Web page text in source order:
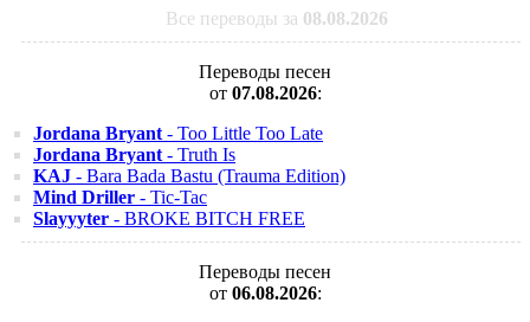
Все переводы за 08.08.2026
Переводы песен
от 07.08.2026:
Jordana Bryant - Too Little Too Late
Jordana Bryant - Truth Is
KAJ - Bara Bada Bastu (Trauma Edition)
Mind Driller - Tic-Tac
Slayyyter - BROKE BITCH FREE
Переводы песен
от 06.08.2026: